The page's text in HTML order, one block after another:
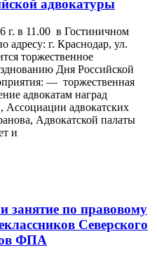
адвокатуры
г. в 11.00 в Гостиничном
адресу: г. Краснодар, ул.
торжественное
Дня Российской
— торжественная
адвокатам наград
Ассоциации адвокатских
Адвокатской палаты
и
по правовому
Северского
ФПА